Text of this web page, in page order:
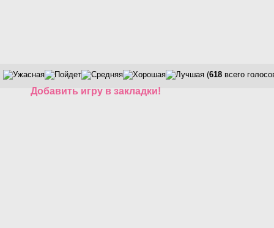
(618 всего
Добавить игру в закладки!